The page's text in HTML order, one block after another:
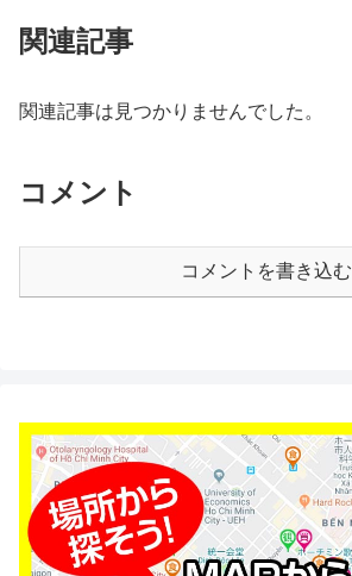
関連記事
関連記事は見つかりませんでした。
コメント
コメントを書き込む